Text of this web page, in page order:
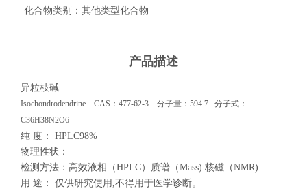
化合物类别： 其他类型化合物
产品描述
异粒枝碱
Isochondrodendrine CAS：477-62-3 分子量：594.7 分子式：
C36H38N2O6
纯 度：
HPLC98%
物理性状：
检测方法： 高效液相（HPLC）质谱（Mass) 核磁（NMR)
用 途： 仅供研究使用 ,不得用于医学诊断。